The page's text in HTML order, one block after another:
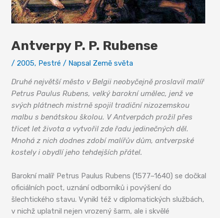
Antverpy P. P. Rubense
/ 2005, Pestré / Napsal Země světa
Druhé největší město v Belgii neobyčejně proslavil malíř
Petrus Paulus Rubens, velký barokní umělec, jenž ve
svých plátnech mistrně spojil tradiční nizozemskou
malbu s benátskou školou. V Antverpách prožil přes
třicet let života a vytvořil zde řadu jedinečných děl.
Mnohá z nich dodnes zdobí malířův dům, antverpské
kostely i obydlí jeho tehdejších přátel.
Barokní malíř Petrus Paulus Rubens (1577–1640) se dočkal
oficiálních poct, uznání odborníků i povýšení do
šlechtického stavu. Vynikl též v diplomatických službách,
v nichž uplatnil nejen vrozený šarm, ale i skvělé